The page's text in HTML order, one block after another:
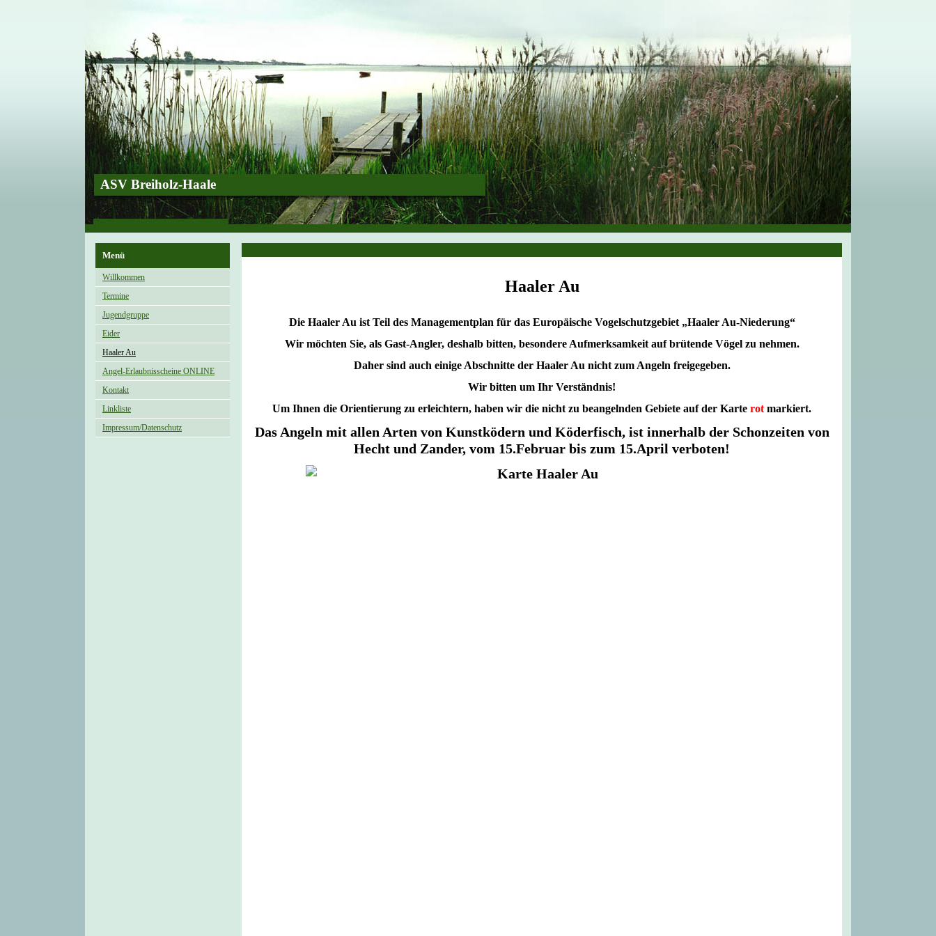
ASV Breiholz-Haale
Menü
Willkommen
Termine
Jugendgruppe
Eider
Haaler Au
Angel-Erlaubnisscheine ONLINE
Kontakt
Linkliste
Impressum/Datenschutz
Haaler Au
Die Haaler Au ist Teil des Managementplan für das Europäische Vogelschutzgebiet „Haaler Au-Niederung“
Wir möchten Sie, als Gast-Angler, deshalb bitten, besondere Aufmerksamkeit auf brütende Vögel zu nehmen.
Daher sind auch einige Abschnitte der Haaler Au nicht zum Angeln freigegeben.
Wir bitten um Ihr Verständnis!
Um Ihnen die Orientierung zu erleichtern, haben wir die nicht zu beangelnden Gebiete auf der Karte rot markiert.
Das Angeln mit allen Arten von Kunstködern und Köderfisch, ist innerhalb der Schonzeiten von
Hecht und Zander, vom 15.Februar bis zum 15.April verboten!